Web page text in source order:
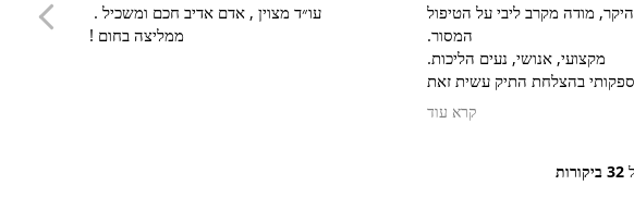
עו״ד מצוין , אדם אדיב חכם ומשכיל .
ממליצה בחום !
היקר, מודה מקרב ליבי על הטיפול
המסור.
מקצועי, אנושי, נעים הליכות.
בהצלחת התיק עשית זאת
בגדול.
תבורך. 🌺
קרא עוד
32 ביקורות